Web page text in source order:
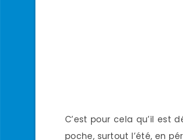
C’est pour cela qu’il est
poche, surtout l’été, en